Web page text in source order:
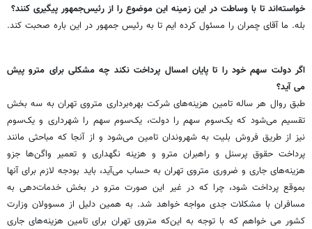
خواسته‌اند تا با وساطت در این زمینه این موضوع را از رئیس‌جمهور پیگیری کنند؟
بله. ما آقای چمران را مسئول کرده ایم تا به رئیس جمهور در این باره صحبت کند.
اگر دولت سهم خود را تا پایان امسال پرداخت نکند چه مشکلی برای مترو پیش
می آید؟
طبق روال هر ساله تامین هزینه‌های شرکت بهره‌برداری متروی تهران به سه بخش
تقسیم می‌شود که یک‌سوم سهم را دولت، یک‌سوم سهم را شهرداری و یک‌سوم
نیز از طریق فروش بلیت به شهروندان تامین می‌شود و از آنجا که مباحثی مانند
پرداخت حقوق پرسنل و راهبران مترو و هزینه نگهداری و تعمیر واگن‌ها جزو
هزینه‌های جاری و ضروری متروی تهران به حساب می‌آید، باید بودجه لازم برای آنها
بموقع پرداخت شود، چرا که در غیر این صورت مترو در بخش خدمات‌دهی به
مسافران با مشکلات جدی مواجه خواهد شد. به همین دلیل از مسوولان وزارت
کشور می خواهم که با توجه به این‌که متروی تهران برای تامین هزینه‌های جاری